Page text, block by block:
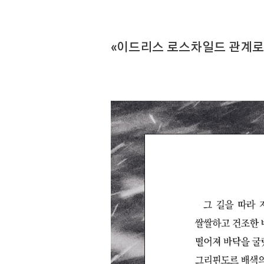
«이드리스 로스차일드 관계